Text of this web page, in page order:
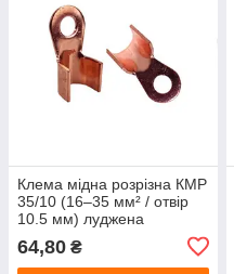
Клема мідна розрізна КМР
35/10 (16–35 мм² / отвір
10.5 мм) луджена
64,80 ₴